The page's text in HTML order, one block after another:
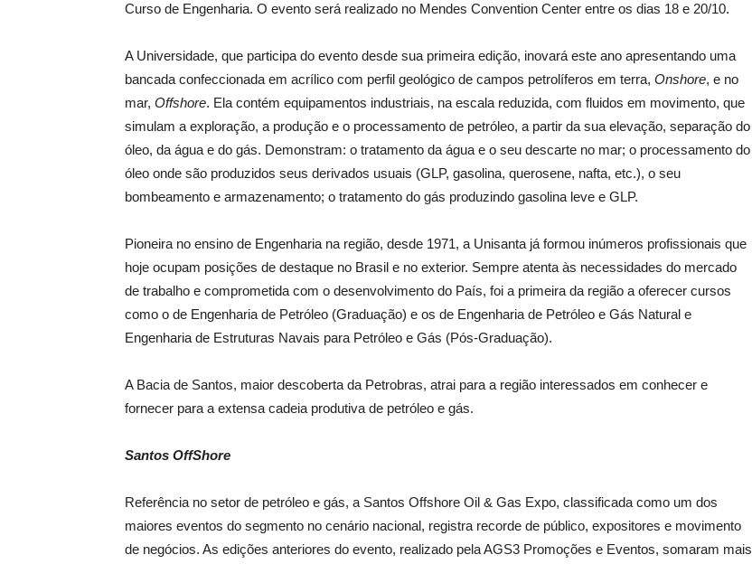
Curso de Engenharia. O evento será realizado no Mendes Convention Center entre os dias 18 e 20/10.
A Universidade, que participa do evento desde sua primeira edição, inovará este ano apresentando uma
bancada confeccionada em acrílico com perfil geológico de campos petrolíferos em terra, Onshore, e no
mar, Offshore. Ela contém equipamentos industriais, na escala reduzida, com fluidos em movimento, que
simulam a exploração, a produção e o processamento de petróleo, a partir da sua elevação, separação do
óleo, da água e do gás. Demonstram: o tratamento da água e o seu descarte no mar; o processamento do
óleo onde são produzidos seus derivados usuais (GLP, gasolina, querosene, nafta, etc.), o seu
bombeamento e armazenamento; o tratamento do gás produzindo gasolina leve e GLP.
Pioneira no ensino de Engenharia na região, desde 1971, a Unisanta já formou inúmeros profissionais que
hoje ocupam posições de destaque no Brasil e no exterior. Sempre atenta às necessidades do mercado
de trabalho e comprometida com o desenvolvimento do País, foi a primeira da região a oferecer cursos
como o de Engenharia de Petróleo (Graduação) e os de Engenharia de Petróleo e Gás Natural e
Engenharia de Estruturas Navais para Petróleo e Gás (Pós-Graduação).
A Bacia de Santos, maior descoberta da Petrobras, atrai para a região interessados em conhecer e
fornecer para a extensa cadeia produtiva de petróleo e gás.
Santos OffShore
Referência no setor de petróleo e gás, a Santos Offshore Oil & Gas Expo, classificada como um dos
maiores eventos do segmento no cenário nacional, registra recorde de público, expositores e movimento
de negócios. As edições anteriores do evento, realizado pela AGS3 Promoções e Eventos, somaram mais